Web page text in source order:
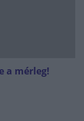
a mérleg!